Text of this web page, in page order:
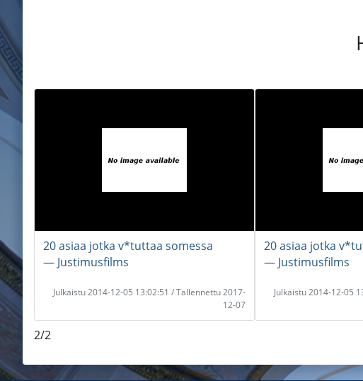
20 asiaa jotka v*tuttaa somessa
― Justimusfilms
Julkaistu 2014-12-05 13:02:51 / Tallennettu 2017-
12-07
20 asiaa jotka
― Justimusfilms
Julkaistu 2014-12-05
2/2